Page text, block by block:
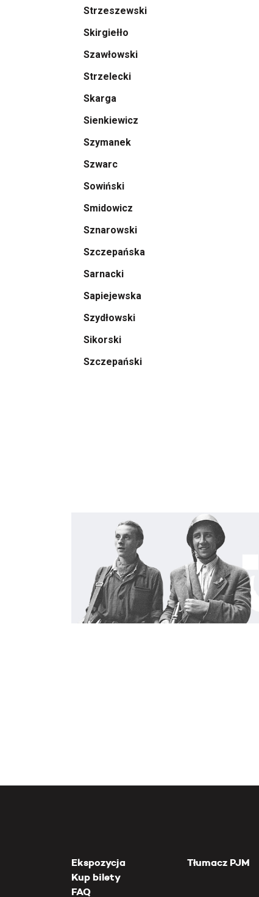
Strzeszewski
Skirgiełło
Szawłowski
Strzelecki
Skarga
Sienkiewicz
Szymanek
Szwarc
Sowiński
Smidowicz
Sznarowski
Szczepańska
Sarnacki
Sapiejewska
Szydłowski
Sikorski
Szczepański
Ekspozycja
Kup bilety
FAQ
Tłumacz PJM